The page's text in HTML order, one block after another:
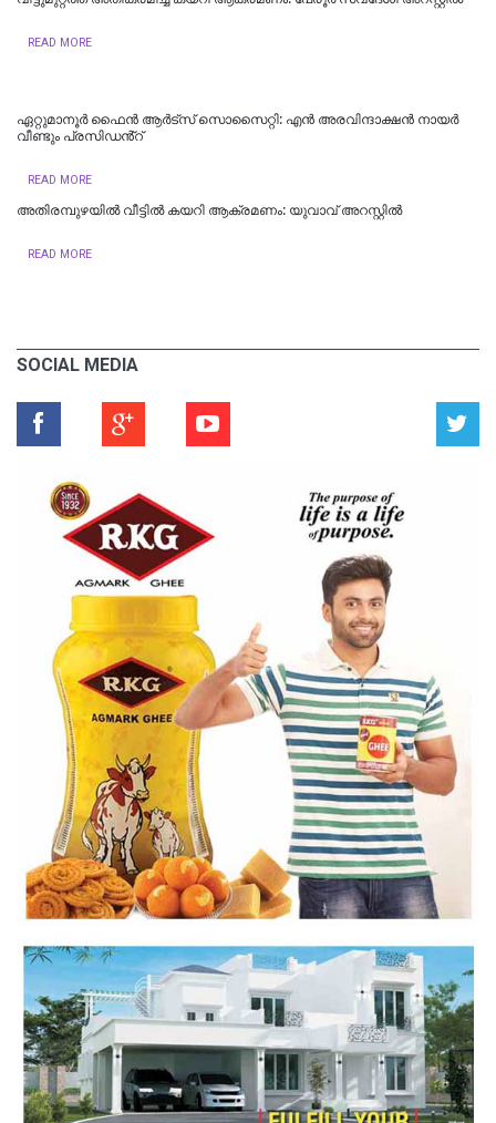
READ MORE
ഏറ്റുമാനൂർ ഫൈൻ ആർട്സ് സൊസൈറ്റി: എൻ അരവിന്ദാക്ഷൻ നായർ
വീണ്ടും പ്രസിഡൻ്റ്
READ MORE
അതിരമ്പുഴയിൽ വീട്ടിൽ കയറി ആക്രമണം: യുവാവ് അറസ്റ്റിൽ
READ MORE
SOCIAL MEDIA